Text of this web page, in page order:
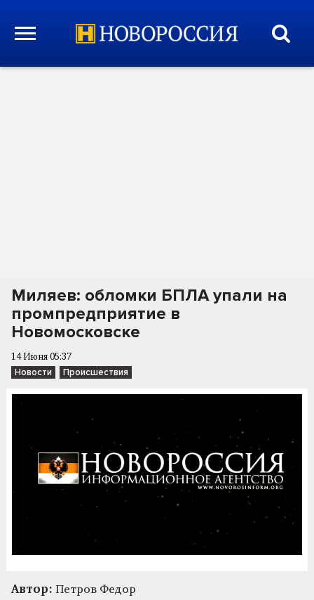
Миляев: обломки БПЛА упали на
промпредприятие в
Новомосковске
14 Июня 05:37
Новости Происшествия
Автор: Петров Федор